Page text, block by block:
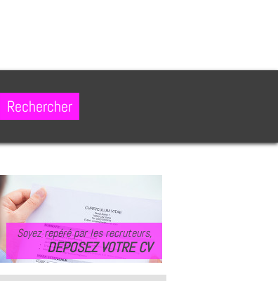
Soyez repéré par les recruteurs,
DEPOSEZ VOTRE CV